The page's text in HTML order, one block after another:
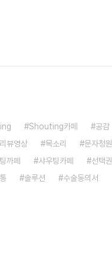
Shouting카페
공감
리뷰영상 목소리
문자청원
까페 샤우팅카페
선택권
솔루션
수술동의서